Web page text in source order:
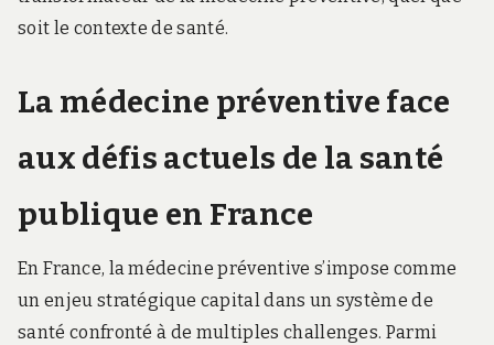
soit le contexte de santé.
La médecine préventive face
aux défis actuels de la santé
publique en France
En France, la médecine préventive s’impose comme
un enjeu stratégique capital dans un système de
santé confronté à de multiples challenges. Parmi